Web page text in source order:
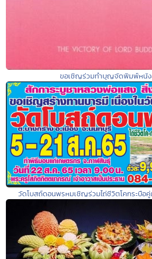
ขอเชิญร่วมทำบุญจัดพิมพ์หนั
วัดโบสถ์ดอนพรหมเชิญร่วมไถ่ชีวิตโคกระบือ